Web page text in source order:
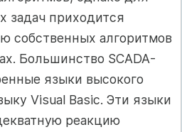
задач приходится
собственных алгоритмов
Большинство SCADA-
языки высокого
Visual Basic. Эти языки
реакцию